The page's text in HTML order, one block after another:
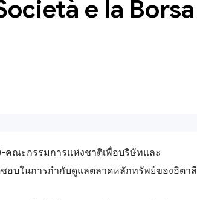
e la Borsa
)-คณะกรรมการแห่งชาติเพื่อบริษัทและ
อบในการกำกับดูแลตลาดหลักทรัพย์ของอิตาลี